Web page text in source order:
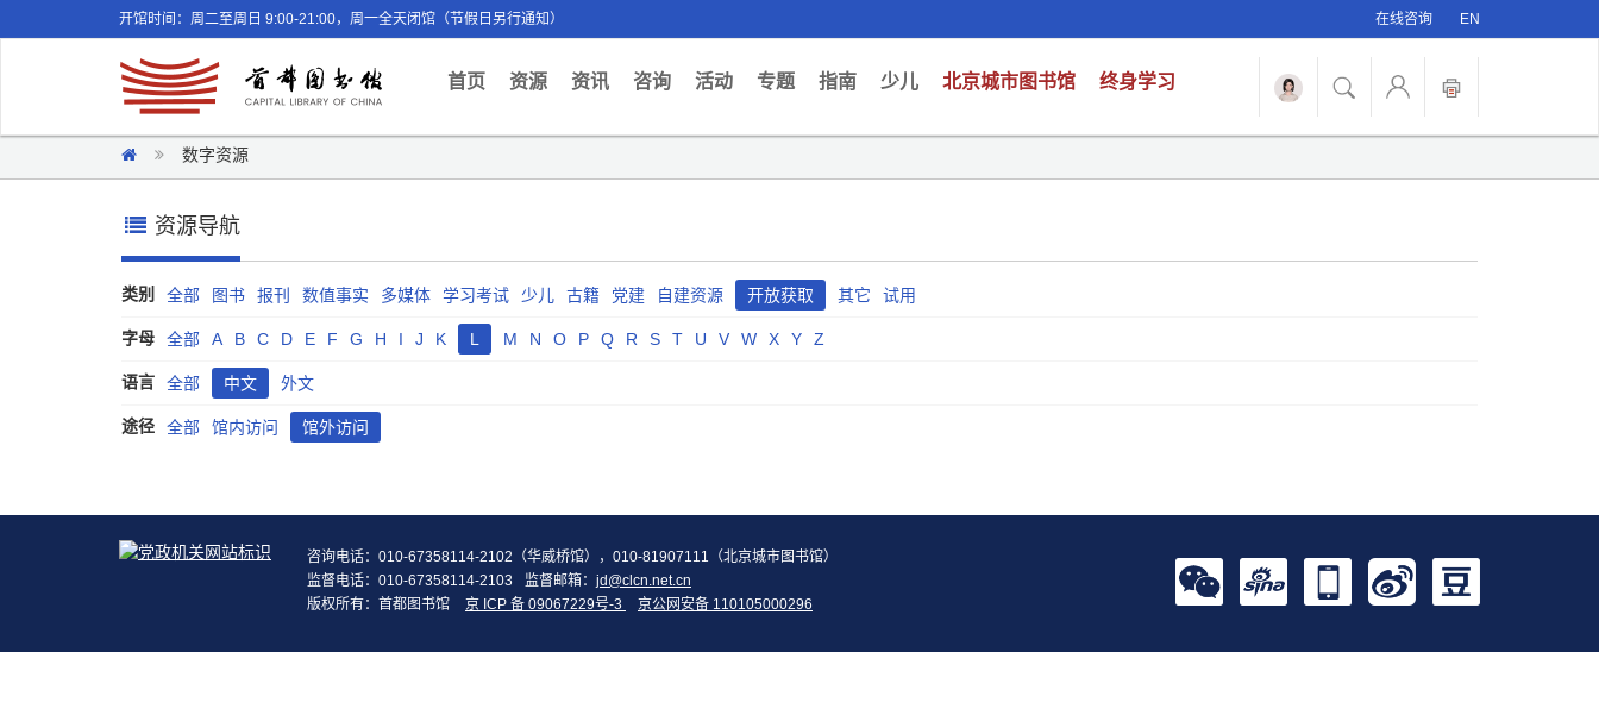
开馆时间：周二至周日 9:00-21:00，周一全天闭馆（节假日另行通知） 在线咨询 EN
首页(current)
资源 资讯 咨询 活动 专题 指南 少儿 北京城市图书馆 终身学习
数字资源
资源导航
类别 全部 图书 报刊 数值事实 多媒体 学习考试 少儿 古籍 党建 自建资源 开放获取 其它 试用
字母 全部 A B C D E F G H I J K L M N O P Q R S T U V W X Y Z
语言 全部 中文 外文
途径 全部 馆内访问 馆外访问
咨询电话：010-67358114-2102（华威桥馆），010-81907111（北京城市图书馆）
监督电话：010-67358114-2103
监督邮箱： jd@clcn.net.cn
版权所有：首都图书馆
京 ICP 备 09067229号-3 京公网安备 110105000296